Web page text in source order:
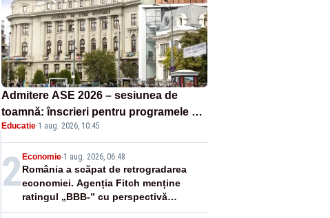
Admitere ASE 2026 – sesiunea de
toamnă: înscrieri pentru programele de
licență, masterat și doctorat
Educatie·1 aug. 2026, 10:45
2Economie-1 aug. 2026, 06:48
România a scăpat de retrogradarea
economiei. Agenția Fitch menține
ratingul „BBB-” cu perspectivă
negativă